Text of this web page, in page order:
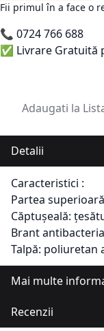
Fii primul în a face o
📞 0724 766 688
✅ Livrare Gratuită
Adaugati la
Detalii
Caracteristici :
Partea
Căptușeală:
Brant
Talpă: poliuretan
Mai multe
Recenzii